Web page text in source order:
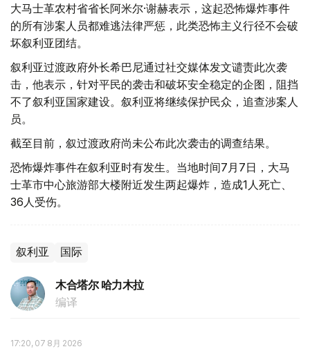
大马士革农村省省长阿米尔·谢赫表示，这起恐怖爆炸事件
的所有涉案人员都难逃法律严惩，此类恐怖主义行径不会破
坏叙利亚团结。
叙利亚过渡政府外长希巴尼通过社交媒体发文谴责此次袭
击，他表示，针对平民的袭击和破坏安全稳定的企图，阻挡
不了叙利亚国家建设。叙利亚将继续保护民众，追查涉案人
员。
截至目前，叙过渡政府尚未公布此次袭击的调查结果。
恐怖爆炸事件在叙利亚时有发生。当地时间7月7日，大马
士革市中心旅游部大楼附近发生两起爆炸，造成1人死亡、
36人受伤。
叙利亚 国际
木合塔尔 哈力木拉
编译
17:20, 07 8月 2026